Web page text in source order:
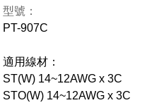
型號：
PT-907C
適用線材：
ST(W) 14~12AWG x 3C
STO(W) 14~12AWG x 3C